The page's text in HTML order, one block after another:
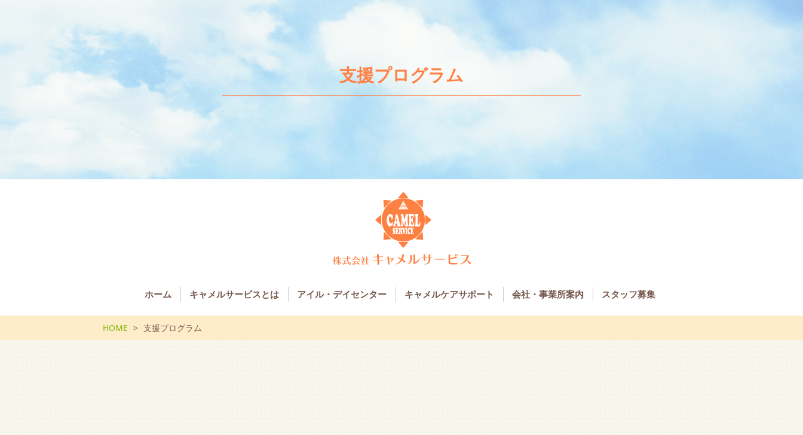
横浜市都筑区で放課後等デイサービスなどの障がい者支援を行っております。
支援プログラム
ホーム キャメルサービスとは アイル・デイセンター キャメルケアサポート 会社・事業所案内 スタッフ募集
HOME 支援プログラム